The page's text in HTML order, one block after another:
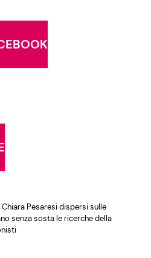
Pesaresi dispersi sulle
senza sosta le ricerche della